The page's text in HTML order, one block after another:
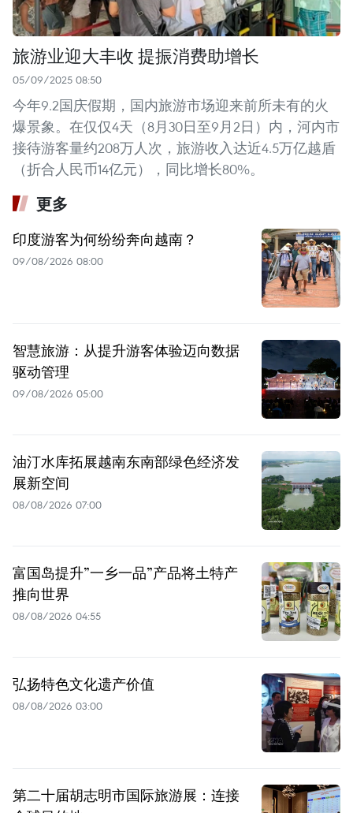
旅游业迎大丰收 提振消费助增长
05/09/2025 08:50
今年9.2国庆假期，国内旅游市场迎来前所未有的火
爆景象。在仅仅4天（8月30日至9月2日）内，河内市
接待游客量约208万人次，旅游收入达近4.5万亿越盾
（折合人民币14亿元），同比增长80%。
更多
印度游客为何纷纷奔向越南？
09/08/2026 08:00
智慧旅游：从提升游客体验迈向数据
驱动管理
09/08/2026 05:00
油汀水库拓展越南东南部绿色经济发
展新空间
08/08/2026 07:00
富国岛提升”一乡一品”产品将土特产
推向世界
08/08/2026 04:55
弘扬特色文化遗产价值
08/08/2026 03:00
第二十届胡志明市国际旅游展：连接